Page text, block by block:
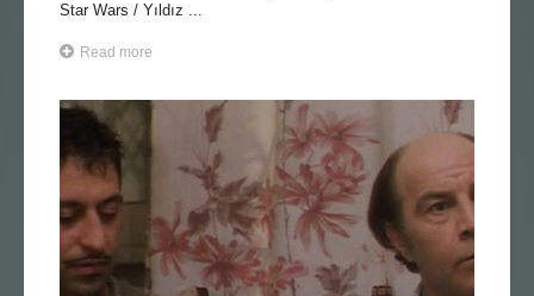
Star Wars / Yıldız ...
Read more